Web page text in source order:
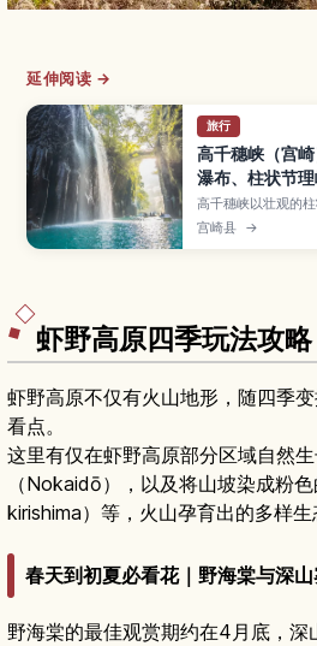
延伸阅读 →
旅行
高千穗峡（宫
瀑布、柱状节
高千穗峡以壮观的
景色闻名，是九州
井瀑布划船体验与
宫崎县 →
虾野高原四季玩法攻略
虾野高原不仅有火山地形，随四季
看点。
这里有仅在虾野高原部分区域自然
（Nokaidō），以及将山坡染成粉
kirishima）等，火山孕育出的多样生
春天到初夏必看花｜野海棠与深山
野海棠的最佳观赏期约在4月底，深